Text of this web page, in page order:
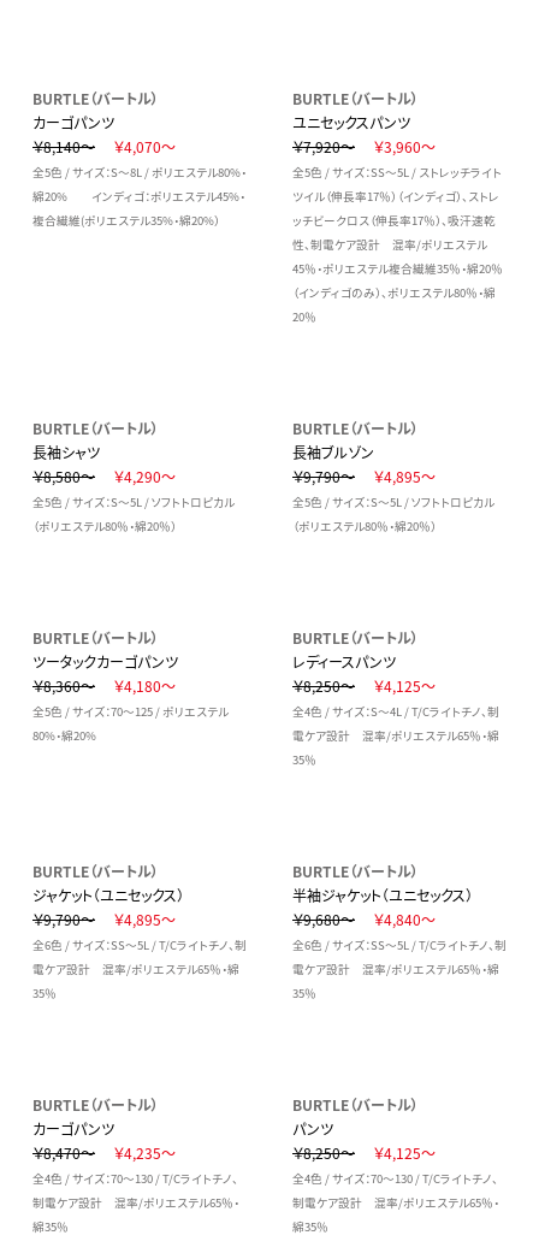
BURTLE（バートル）
カーゴパンツ
￥8,140～
￥4,070～
全5色 / サイズ：S～8L / ポリエステル80%・
綿20% インディゴ：ポリエステル45%・
複合繊維(ポリエステル35%・綿20%）
BURTLE（バートル）
ユニセックスパンツ
￥7,920～
￥3,960～
全5色 / サイズ：SS～5L / ストレッチライト
ツイル（伸長率17％）（インディゴ）、ストレ
ッチビークロス（伸長率17％）、吸汗速乾
性、制電ケア設計 混率/ポリエステル
45％・ポリエステル複合繊維35％・綿20％
（インディゴのみ）、ポリエステル80％・綿
20％
BURTLE（バートル）
長袖シャツ
￥8,580～
￥4,290～
全5色 / サイズ：S～5L / ソフトトロピカル
（ポリエステル80％・綿20％）
BURTLE（バートル）
長袖ブルゾン
￥9,790～
￥4,895～
全5色 / サイズ：S～5L / ソフトトロピカル
（ポリエステル80％・綿20％）
BURTLE（バートル）
ツータックカーゴパンツ
￥8,360～
￥4,180～
全5色 / サイズ：70～125 / ポリエステル
80%・綿20%
BURTLE（バートル）
レディースパンツ
￥8,250～
￥4,125～
全4色 / サイズ：S～4L / T/Cライトチノ、制
電ケア設計 混率/ポリエステル65％・綿
35％
BURTLE（バートル）
ジャケット（ユニセックス）
￥9,790～
￥4,895～
全6色 / サイズ：SS～5L / T/Cライトチノ、制
電ケア設計 混率/ポリエステル65％・綿
35％
BURTLE（バートル）
半袖ジャケット（ユニセックス）
￥9,680～
￥4,840～
全6色 / サイズ：SS～5L / T/Cライトチノ、制
電ケア設計 混率/ポリエステル65％・綿
35％
BURTLE（バートル）
カーゴパンツ
￥8,470～
￥4,235～
全4色 / サイズ：70～130 / T/Cライトチノ、
制電ケア設計 混率/ポリエステル65％・
綿35％
BURTLE（バートル）
パンツ
￥8,250～
￥4,125～
全4色 / サイズ：70～130 / T/Cライトチノ、
制電ケア設計 混率/ポリエステル65％・
綿35％